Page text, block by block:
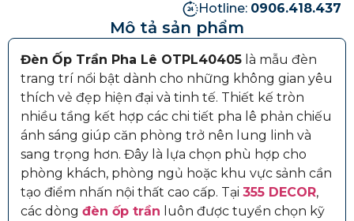
Hotline: 0906.418.437
Mô tả sản phẩm
Đèn Ốp Trần Pha Lê OTPL40405 là mẫu đèn
trang trí nổi bật dành cho những không gian yêu
thích vẻ đẹp hiện đại và tinh tế. Thiết kế tròn
nhiều tầng kết hợp các chi tiết pha lê phản chiếu
ánh sáng giúp căn phòng trở nên lung linh và
sang trọng hơn. Đây là lựa chọn phù hợp cho
phòng khách, phòng ngủ hoặc khu vực sảnh cần
tạo điểm nhấn nội thất cao cấp. Tại 355 DECOR,
các dòng đèn ốp trần luôn được tuyển chọn kỹ